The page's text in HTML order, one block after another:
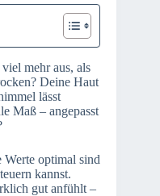
mehr aus, als
Deine Haut
lässt
Maß – angepasst
optimal sind
kannst.
gut anfühlt –